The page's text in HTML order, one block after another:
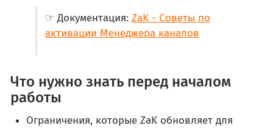
☞ Документация: ZaK - Советы по
активации Менеджера каналов
Что нужно знать перед началом
работы
Ограничения, которые ZaK обновляет для